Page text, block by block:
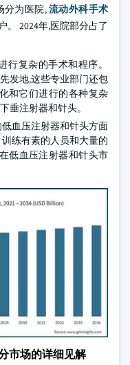
分为医院,流动外科手术
。 2024年,医院部分占了
行复杂的手术和程序。
发地,这些专业部门还包
和它们进行的各种复杂
垂注射器和针头。
血压注射器和针头方面
练有素的人员和大量的
低血压注射器和针头市
市场的详细见解